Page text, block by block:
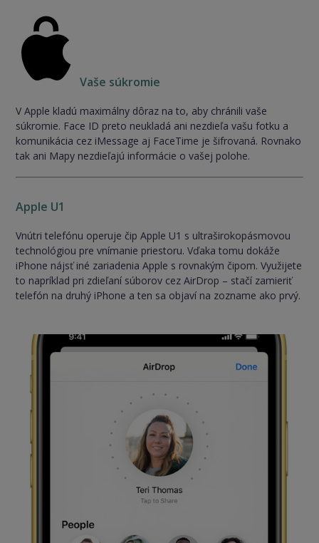
Vaše súkromie
V Apple kladú maximálny dôraz na to, aby chránili vaše
súkromie. Face ID preto neukladá ani nezdieľa vašu fotku a
komunikácia cez iMessage aj FaceTime je šifrovaná. Rovnako
tak ani Mapy nezdieľajú informácie o vašej polohe.
Apple U1
Vnútri telefónu operuje čip Apple U1 s ultraširokopásmovou
technológiou pre vnímanie priestoru. Vďaka tomu dokáže
iPhone nájsť iné zariadenia Apple s rovnakým čipom. Využijete
to napríklad pri zdieľaní súborov cez AirDrop – stačí zamieriť
telefón na druhý iPhone a ten sa objaví na zozname ako prvý.